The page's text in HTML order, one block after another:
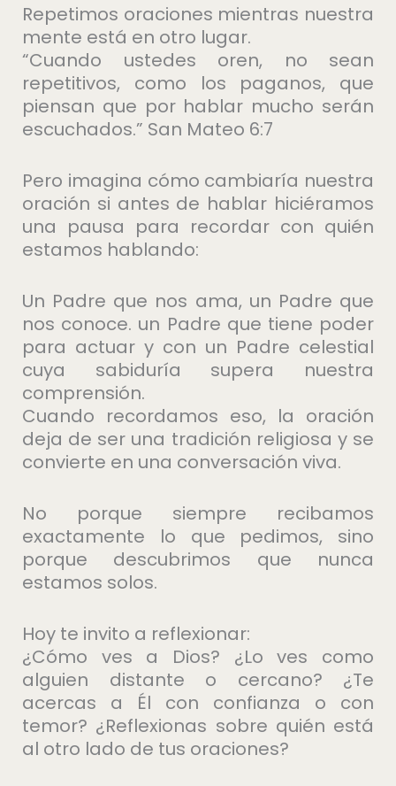
Repetimos oraciones mientras nuestra
mente está en otro lugar.
“Cuando ustedes oren, no sean
repetitivos, como los paganos, que
piensan que por hablar mucho serán
escuchados.” San Mateo 6:7
Pero imagina cómo cambiaría nuestra
oración si antes de hablar hiciéramos
una pausa para recordar con quién
estamos hablando:
Un Padre que nos ama, un Padre que
nos conoce. un Padre que tiene poder
para actuar y con un Padre celestial
cuya sabiduría supera nuestra
comprensión.
Cuando recordamos eso, la oración
deja de ser una tradición religiosa y se
convierte en una conversación viva.
No porque siempre recibamos
exactamente lo que pedimos, sino
porque descubrimos que nunca
estamos solos.
Hoy te invito a reflexionar:
¿Cómo ves a Dios? ¿Lo ves como
alguien distante o cercano? ¿Te
acercas a Él con confianza o con
temor? ¿Reflexionas sobre quién está
al otro lado de tus oraciones?